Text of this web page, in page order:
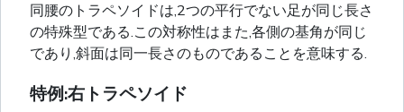
同腰のトラペソイドは,2つの平行でない足が同じ長さ
の特殊型である.この対称性はまた,各側の基角が同じ
であり,斜面は同一長さのものであることを意味する.
特例:右トラペソイド